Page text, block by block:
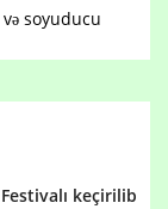
soyuducu
keçirilib